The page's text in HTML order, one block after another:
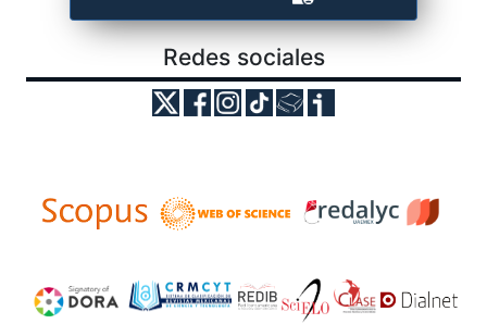
Redes sociales